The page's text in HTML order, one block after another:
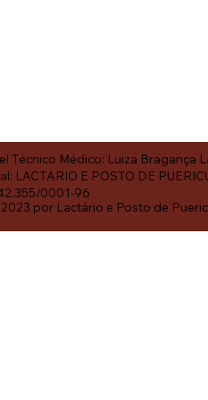
Técnico Médico: Luiza Bragança
LACTARIO E POSTO DE
0001-96
por Lactário e Posto de